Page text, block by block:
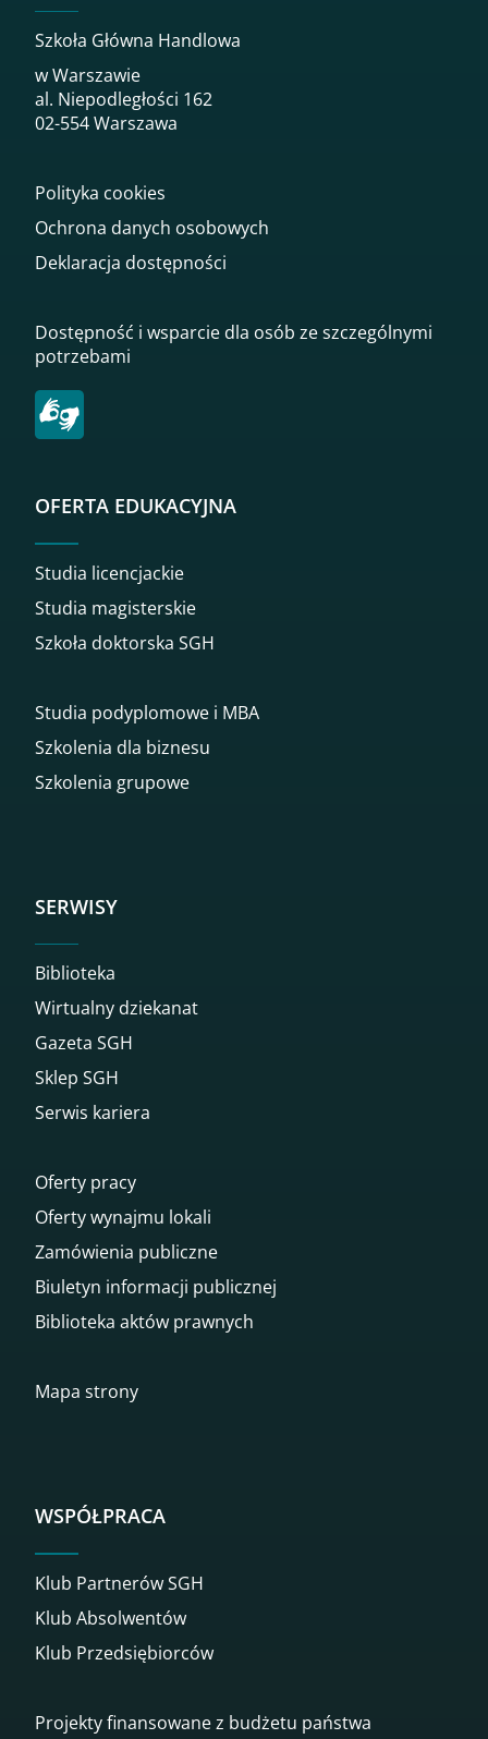
Szkoła Główna Handlowa
w Warszawie
al. Niepodległości 162
02-554 Warszawa
Polityka cookies
Ochrona danych osobowych
Deklaracja dostępności
Dostępność i wsparcie dla osób ze szczególnymi
potrzebami
OFERTA EDUKACYJNA
Studia licencjackie
Studia magisterskie
Szkoła doktorska SGH
Studia podyplomowe i MBA
Szkolenia dla biznesu
Szkolenia grupowe
SERWISY
Biblioteka
Wirtualny dziekanat
Gazeta SGH
Sklep SGH
Serwis kariera
Oferty pracy
Oferty wynajmu lokali
Zamówienia publiczne
Biuletyn informacji publicznej
Biblioteka aktów prawnych
Mapa strony
WSPÓŁPRACA
Klub Partnerów SGH
Klub Absolwentów
Klub Przedsiębiorców
Projekty finansowane z budżetu państwa